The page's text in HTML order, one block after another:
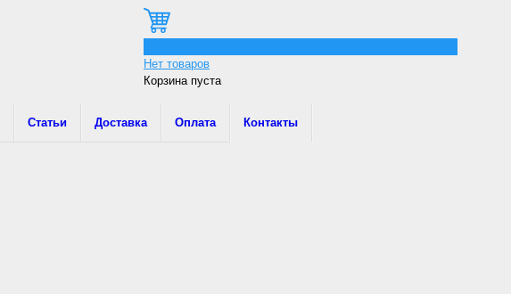
Нет товаров
Корзина пуста
Статьи Доставка Оплата Контакты